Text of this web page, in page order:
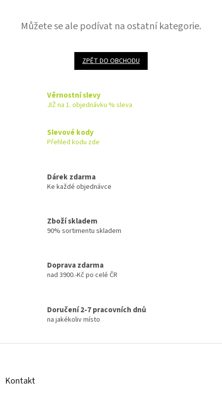
Můžete se ale podívat na ostatní kategorie.
ZPĚT DO OBCHODU
Věrnostní slevy
JIŽ na 1. objednávku % sleva
Slevové kody
Přehled kodu zde
Dárek zdarma
Ke každé objednávce
Zboží skladem
90% sortimentu skladem
Doprava zdarma
nad 3900.-Kč po celé ČR
Doručení 2-7 pracovních dnů
na jakékoliv místo
Z
Kontakt